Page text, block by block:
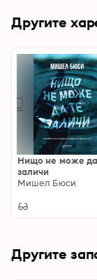
Другите
Нищо не може да
заличи
Мишел Бюси
Другите